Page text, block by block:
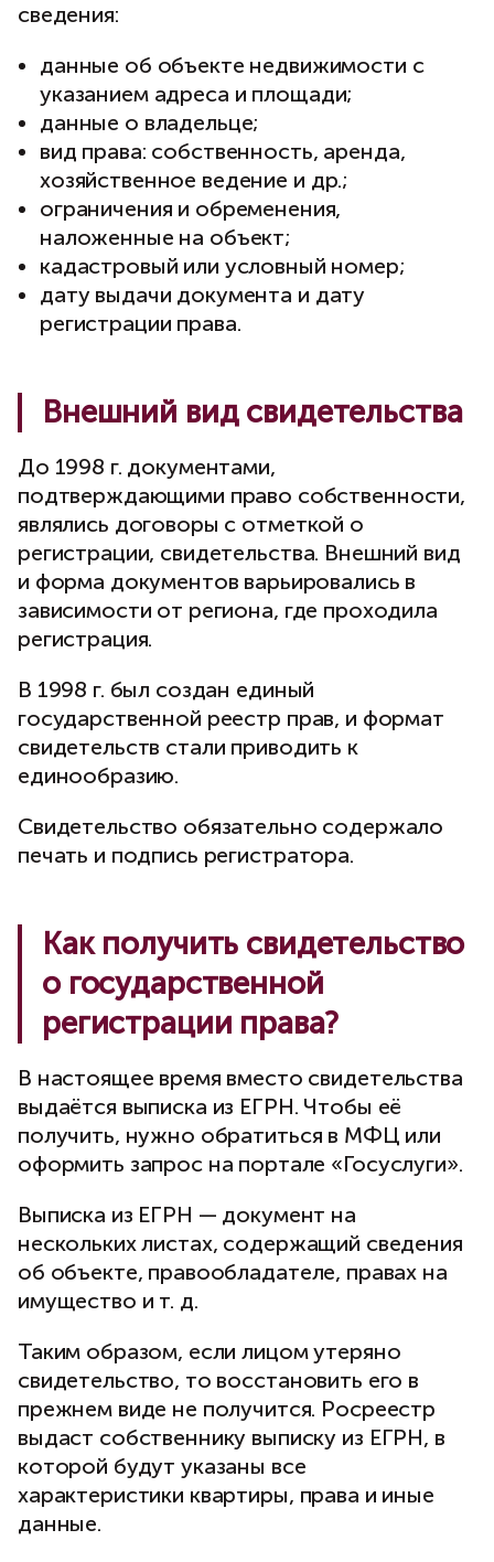
сведения:
данные об объекте недвижимости с
указанием адреса и площади;
данные о владельце;
вид права: собственность, аренда,
хозяйственное ведение и др.;
ограничения и обременения,
наложенные на объект;
кадастровый или условный номер;
дату выдачи документа и дату
регистрации права.
Внешний вид свидетельства
До 1998 г. документами,
подтверждающими право собственности,
являлись договоры с отметкой о
регистрации, свидетельства. Внешний вид
и форма документов варьировались в
зависимости от региона, где проходила
регистрация.
В 1998 г. был создан единый
государственной реестр прав, и формат
свидетельств стали приводить к
единообразию.
Свидетельство обязательно содержало
печать и подпись регистратора.
Как получить свидетельство
о государственной
регистрации права?
В настоящее время вместо свидетельства
выдаётся выписка из ЕГРН. Чтобы её
получить, нужно обратиться в МФЦ или
оформить запрос на портале «Госуслуги».
Выписка из ЕГРН — документ на
нескольких листах, содержащий сведения
об объекте, правообладателе, правах на
имущество и т. д.
Таким образом, если лицом утеряно
свидетельство, то восстановить его в
прежнем виде не получится. Росреестр
выдаст собственнику выписку из ЕГРН, в
которой будут указаны все
характеристики квартиры, права и иные
данные.